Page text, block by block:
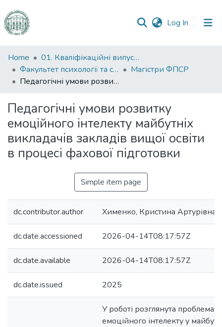
Log In (current)
Communities
&
Collections
Statistics
Home
01. Кваліфікаційні випускні роботи здобувачів вищої освіти
Факультет психології та соціальної роботи
Магістри ФПСР
Педагогічні умови розвитку емоційного інтелекту майбутніх викладачів закладів вищої освіти в процесі фахової підготовки
Педагогічні умови розвитку
емоційного інтелекту майбутніх
викладачів закладів вищої освіти
в процесі фахової підготовки
Simple item page
dc.contributor.author Хименко, Кристина Артурівна
dc.date.accessioned 2026-04-14T08:17:57Z
dc.date.available 2026-04-14T08:17:57Z
dc.date.issued 2025
У роботі розглянута проблема
емоційного інтелекту у